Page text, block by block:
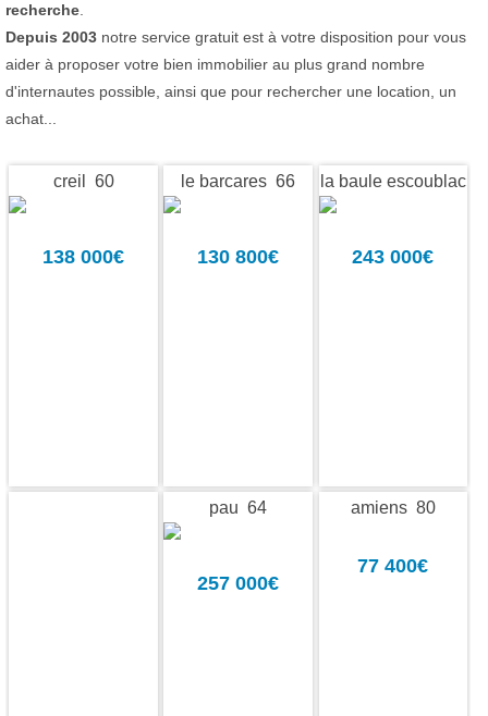
recherche
Depuis 2003 notre service gratuit est à votre disposition pour vous
aider à proposer votre bien immobilier au plus grand nombre
d'internautes possible, ainsi que pour rechercher une location, un
achat...
creil 60
138 000€
le barcares 66
130 800€
la baule escoublac
243 000€
pau 64
257 000€
amiens 80
77 400€